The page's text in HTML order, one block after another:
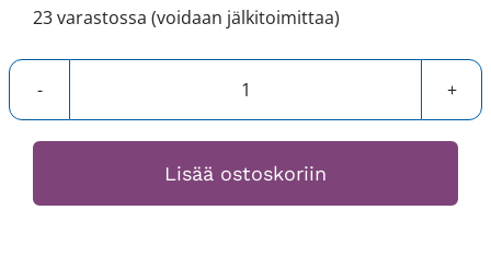
23 varastossa (voidaan jälkitoimittaa)
Nurmijärvi-
määrä
Lisää ostoskoriin